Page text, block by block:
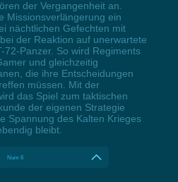
der Vergangenheit an.
Missionsverlängerung ein
nächtlichen Gefechten mit
der Reaktion auf unerwartete
72-Panzer. So wird Regiments
und gleichzeitig
die ihre Entscheidungen
müssen. Mit der
das Spiel zum taktischen
der eigenen Strategie
Spannung des Kalten Krieges
bleibt.
Num 6